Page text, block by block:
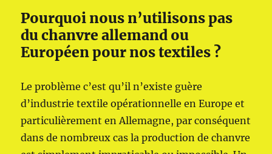
Pourquoi nous n’utilisons pas
du chanvre allemand ou
Européen pour nos textiles ?
Le problème c’est qu’il n’existe guère
d’industrie textile opérationnelle en Europe et
particulièrement en Allemagne, par conséquent
dans de nombreux cas la production de chanvre